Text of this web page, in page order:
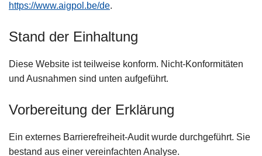
https://www.aigpol.be/de.
Stand der Einhaltung
Diese Website ist teilweise konform. Nicht-Konformitäten
und Ausnahmen sind unten aufgeführt.
Vorbereitung der Erklärung
Ein externes Barrierefreiheit-Audit wurde durchgeführt. Sie
bestand aus einer vereinfachten Analyse.